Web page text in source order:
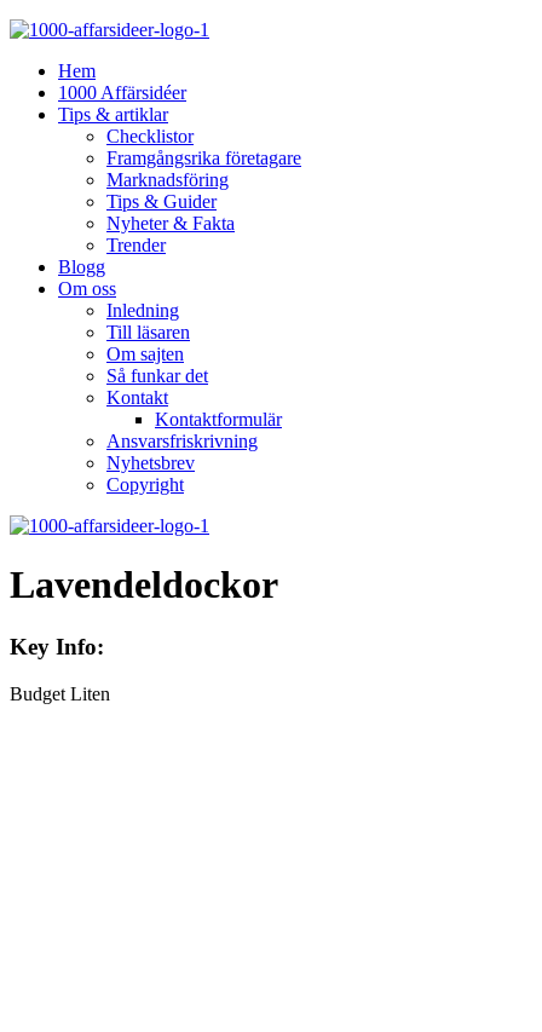
Hem
1000 Affärsidéer
Tips & artiklar
Checklistor
Framgångsrika företagare
Marknadsföring
Tips & Guider
Nyheter & Fakta
Trender
Blogg
Om oss
Inledning
Till läsaren
Om sajten
Så funkar det
Kontakt
Kontaktformulär
Ansvarsfriskrivning
Nyhetsbrev
Copyright
Lavendeldockor
Key Info:
Budget Liten